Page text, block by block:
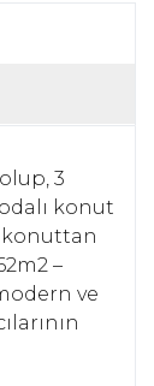
3
konut
–
ve